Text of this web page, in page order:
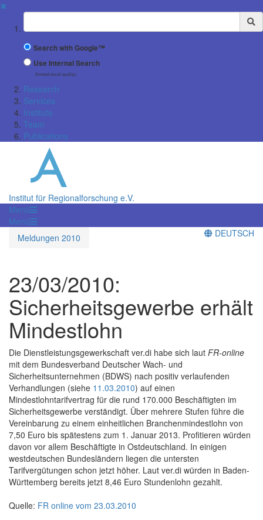
✖
Suchbegriff
Search with Google™
Use Internal Search
(limited result quality)
Research
Services
Institute
Team
Publications
Institut für Regionalforschung e.V.
Menü
Menü
Meldungen 2010
DEUTSCH
23/03/2010:
Sicherheitsgewerbe erhält
Mindestlohn
Die Dienstleistungsgewerkschaft ver.di habe sich laut FR-online
mit dem Bundesverband Deutscher Wach- und
Sicherheitsunternehmen (BDWS) nach positiv verlaufenden
Verhandlungen (siehe 11.03.2010) auf einen
Mindestlohntarifvertrag für die rund 170.000 Beschäftigten im
Sicherheitsgewerbe verständigt. Über mehrere Stufen führe die
Vereinbarung zu einem einheitlichen Branchenmindestlohn von
7,50 Euro bis spätestens zum 1. Januar 2013. Profitieren würden
davon vor allem Beschäftigte in Ostdeutschland. In einigen
westdeutschen Bundesländern liegen die untersten
Tarifvergütungen schon jetzt höher. Laut ver.di würden in Baden-
Württemberg bereits jetzt 8,46 Euro Stundenlohn gezahlt.
Quelle: FR online vom 23.03.2010